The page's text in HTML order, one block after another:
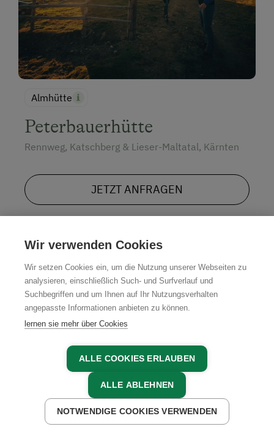
Almhütte
Peterbauerhütte
Rennweg, Katschberg & Lieser-Maltatal, Kärnten
JETZT ANFRAGEN
JETZT ANFRAGEN
Wir verwenden Cookies
Wir setzen Cookies ein, um die Nutzung unserer Webseiten zu
analysieren, einschließlich Such- und Surfverlauf und
Suchbegriffen und um Ihnen auf Ihr Nutzungsverhalten
angepasste Informationen anbieten zu können.
lernen sie mehr über Cookies
ALLE COOKIES ERLAUBEN
ALLE ABLEHNEN
NOTWENDIGE COOKIES VERWENDEN